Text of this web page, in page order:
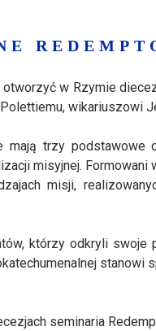
w Rzymie
wikariuszowi
trzy podstawowe
misyjnej.
misji,
którzy odkryli swoje
seminaria